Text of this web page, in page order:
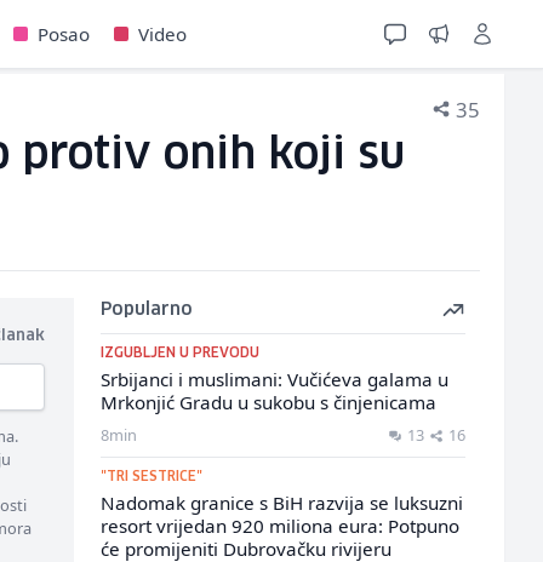
Posao Video
35
protiv onih koji su
Popularno
IZGUBLJEN U PREVODU
Srbijanci i muslimani: Vučićeva galama u
Mrkonjić Gradu u sukobu s činjenicama
8min 13 16
"TRI SESTRICE"
Nadomak granice s BiH razvija se luksuzni
resort vrijedan 920 miliona eura: Potpuno
će promijeniti Dubrovačku rivijeru